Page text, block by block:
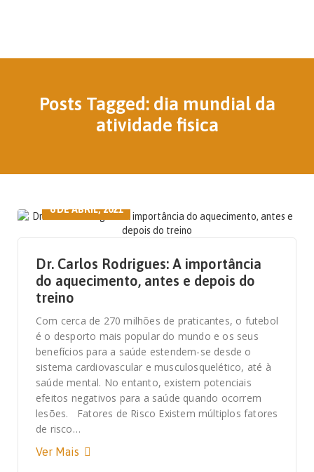
Posts Tagged: dia mundial da
atividade fisica
6 DE ABRIL, 2021
Dr. Carlos Rodrigues: A importância
do aquecimento, antes e depois do
treino
Com cerca de 270 milhões de praticantes, o futebol
é o desporto mais popular do mundo e os seus
benefícios para a saúde estendem-se desde o
sistema cardiovascular e musculosquelético, até à
saúde mental. No entanto, existem potenciais
efeitos negativos para a saúde quando ocorrem
lesões. Fatores de Risco Existem múltiplos fatores
de risco…
Ver Mais